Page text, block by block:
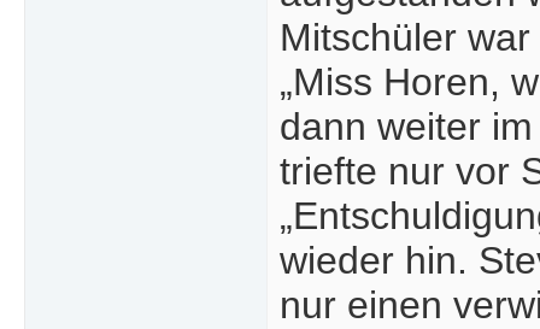
Mitschüler
„Miss Horen,
dann weiter
triefte nur vor
wieder hin.
nur einen